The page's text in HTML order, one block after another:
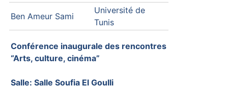
Ben Ameur Sami
Université de
Tunis
Conférence inaugurale des rencontres
“Arts, culture, cinéma”
Salle: Salle Soufia El Goulli